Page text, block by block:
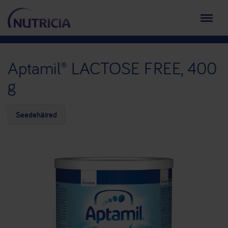
Aptamil® LACTOSE FREE, 400
g
Seedehäired